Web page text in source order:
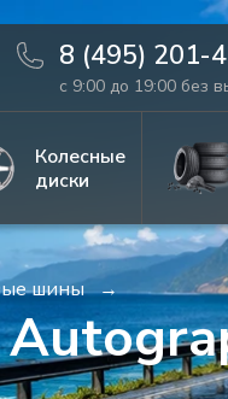
8 (495) 201-
с 9:00 до 19:00 без
Колесные
диски
шины
Фото товара